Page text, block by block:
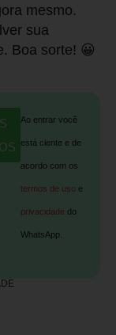
mesmo.
sua
Boa sorte! 😀
Ao entrar você
está ciente e de
acordo com os
termos de uso e
privacidade do
WhatsApp.